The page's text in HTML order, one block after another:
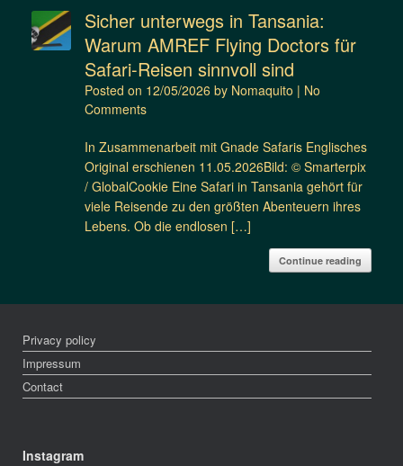
Sicher unterwegs in Tansania:
Warum AMREF Flying Doctors für
Safari-Reisen sinnvoll sind
Posted on 12/05/2026 by Nomaquito | No
Comments
In Zusammenarbeit mit Gnade Safaris Englisches
Original erschienen 11.05.2026Bild: © Smarterpix
/ GlobalCookie Eine Safari in Tansania gehört für
viele Reisende zu den größten Abenteuern ihres
Lebens. Ob die endlosen […]
Continue reading
Privacy policy
Impressum
Contact
Instagram